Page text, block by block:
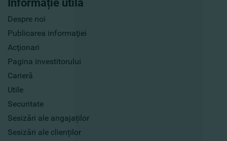
Informație utilă
Despre noi
Publicarea informaţiei
Acţionari
Pagina investitorului
Carieră
Utile
Securitate
Sesizări ale angajaților
Sesizări ale clienților